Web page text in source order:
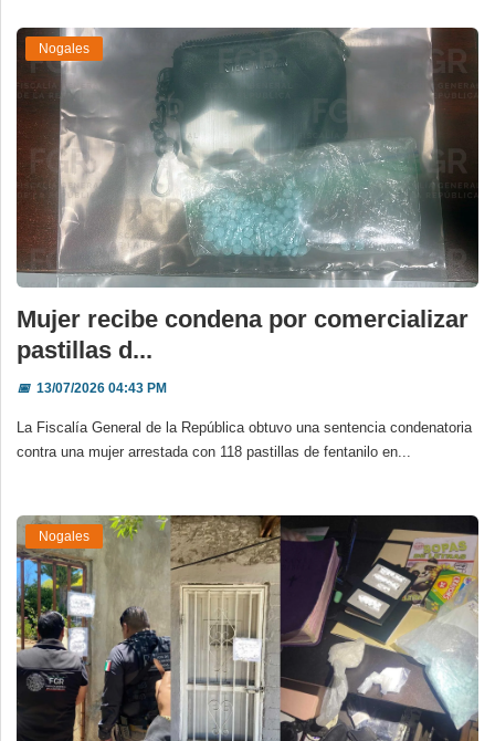
Nogales
Mujer recibe condena por comercializar
pastillas d...
📅13/07/2026 04:43 PM
La Fiscalía General de la República obtuvo una sentencia condenatoria
contra una mujer arrestada con 118 pastillas de fentanilo en...
Nogales